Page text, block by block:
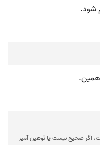
شود.
اگر صحیح نیست یا توهین آمیز